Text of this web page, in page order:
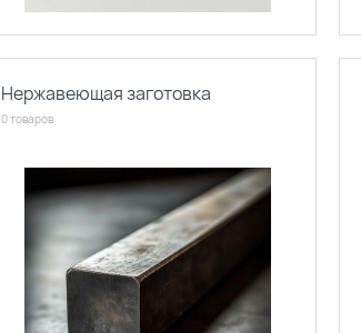
Нержавеющая заготовка
0 товаров